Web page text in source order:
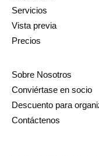
Servicios
Vista previa
Precios
Sobre Nosotros
Conviértase en socio
Descuento para
Contáctenos